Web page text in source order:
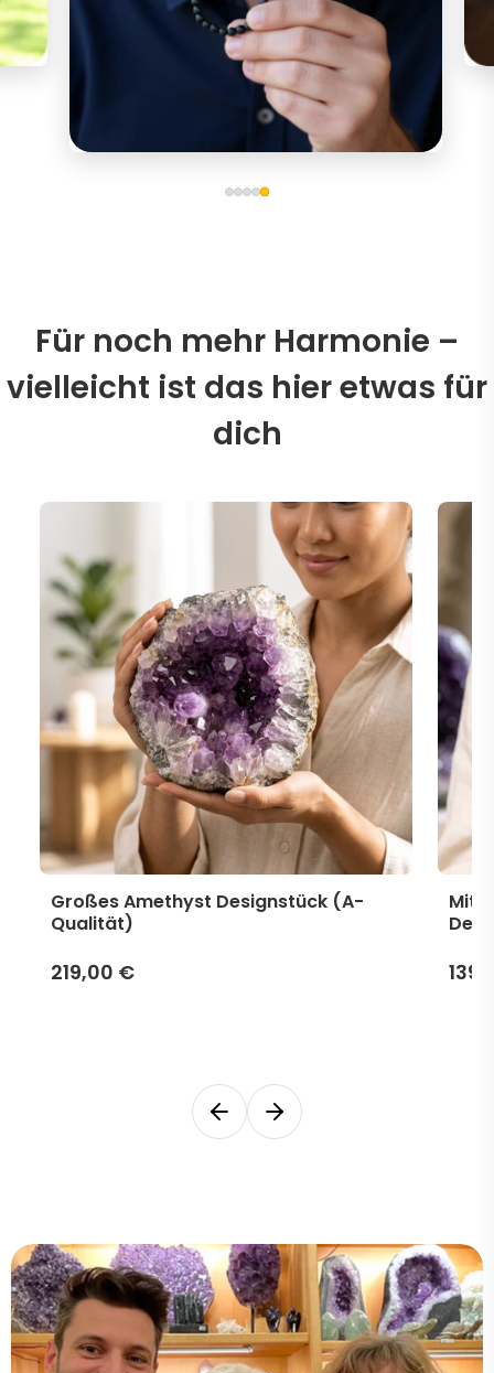
Für noch mehr Harmonie –
vielleicht ist das hier etwas für
dich
Großes Amethyst Designstück (A-
Qualität)
219,00 €